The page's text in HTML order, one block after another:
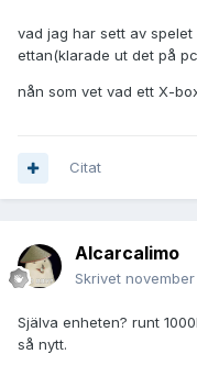
vad jag har sett av
ettan(klarade ut det på
nån som vet vad ett X-
Citat
Alcarcalimo
Skrivet
Själva enheten? runt
så nytt.